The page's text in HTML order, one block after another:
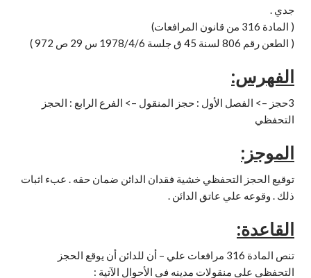
جدي .
( المادة 316 من قانون المرافعات)
( الطعن رقم 806 لسنة 45 ق جلسة 1978/4/6 س 29 ص 972 )
الفهرس:
3حجز –> الفصل الأول : حجز المنقول –> الفرع الرابع : الحجز
التحفظي
الموجز:
توقيع الحجز التحفظي خشية فقدان الدائن ضمان حقه . عبء اثبات
ذلك . وقوعه علي عاتق الدائن .
القاعدة:
تنص المادة 316 مرافعات علي – أن للدائن أن يوقع الحجز
التحفظي علي منقولات مدينه في الأحوال الآتية :